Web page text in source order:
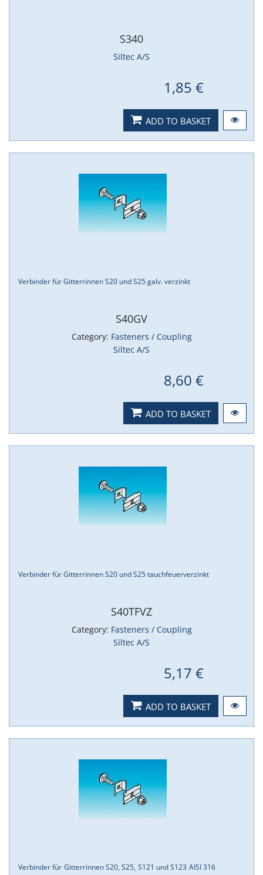
S340
Siltec A/S
1,85 €
ADD TO BASKET
Verbinder für Gitterrinnen S20 und S25 galv. verzinkt
S40GV
Category: Fasteners / Coupling
Siltec A/S
8,60 €
ADD TO BASKET
Verbinder für Gitterrinnen S20 und S25 tauchfeuerverzinkt
S40TFVZ
Category: Fasteners / Coupling
Siltec A/S
5,17 €
ADD TO BASKET
Verbinder für Gitterrinnen S20, S25, S121 und S123 AISI 316